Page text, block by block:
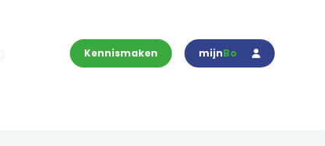
Kennismaken mijnBo